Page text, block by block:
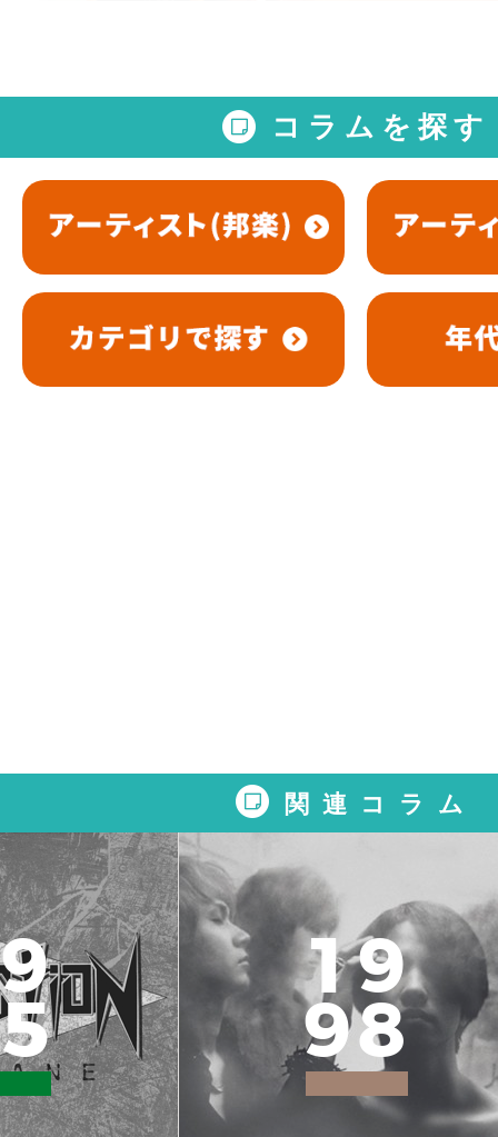
コラムを探す
関連コラム
9
5
19
98